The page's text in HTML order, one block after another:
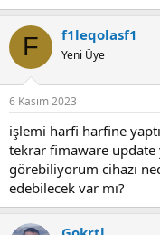
F f1leqolasf1
Yeni Üye
6 Kasım 2023
işlemi harfi harfine
tekrar fimaware
görebiliyorum cihazı
edebilecek var mı?